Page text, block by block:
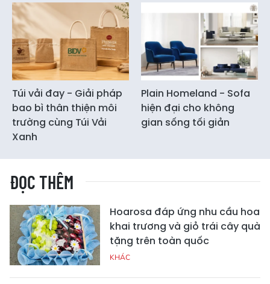
Túi vải đay - Giải pháp
bao bì thân thiện môi
trường cùng Túi Vải
Xanh
Plain Homeland - Sofa
hiện đại cho không
gian sống tối giản
ĐỌC THÊM
Hoarosa đáp ứng nhu cầu hoa
khai trương và giỏ trái cây quà
tặng trên toàn quốc
KHÁC